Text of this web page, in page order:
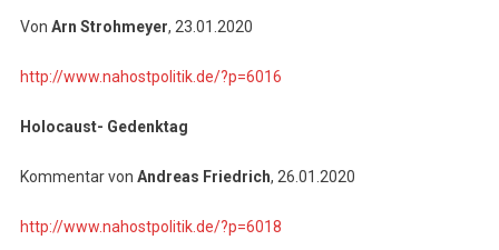
Von Arn Strohmeyer, 23.01.2020
http://www.nahostpolitik.de/?p=6016
Holocaust- Gedenktag
Kommentar von Andreas Friedrich, 26.01.2020
http://www.nahostpolitik.de/?p=6018